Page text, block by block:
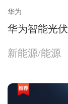
华为
华为智能光
新能源/能源